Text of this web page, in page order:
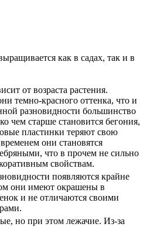
как в садах, так и в
от возраста растения.
темно-красного оттенка, что и
разновидности большинство
чем старше становится бегония,
пластинки теряют свою
они становятся
что в прочем не сильно
свойствам.
появляются крайне
они имеют окрашены в
и не отличаются своими
но при этом лежачие. Из-за